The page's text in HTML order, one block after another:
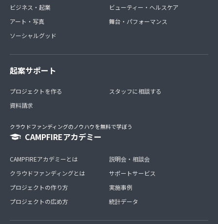
ビジネス・起業
アート・写真
ソーシャルグッド
ビューティー・ヘルスケア
舞台・パフォーマンス
起案サポート
プロジェクトを作る
資料請求
スタッフに相談する
クラウドファンディングのノウハウを無料で学ぼう
CAMPFIREアカデミー
CAMPFIREアカデミーとは
クラウドファンディングとは
プロジェクトの作り方
プロジェクトの広め方
説明会・相談会
サポートサービス
実施事例
統計データ